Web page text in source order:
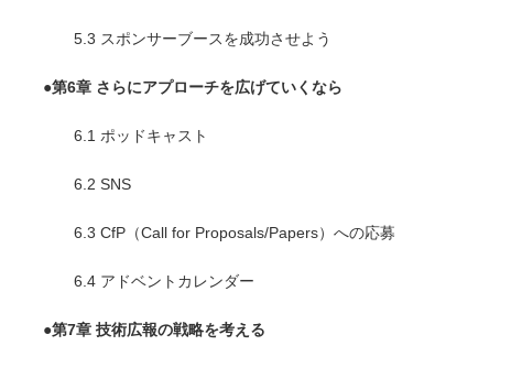
5.3 スポンサーブースを成功させよう
●第6章 さらにアプローチを広げていくなら
6.1 ポッドキャスト
6.2 SNS
6.3 CfP（Call for Proposals/Papers）への応募
6.4 アドベントカレンダー
●第7章 技術広報の戦略を考える